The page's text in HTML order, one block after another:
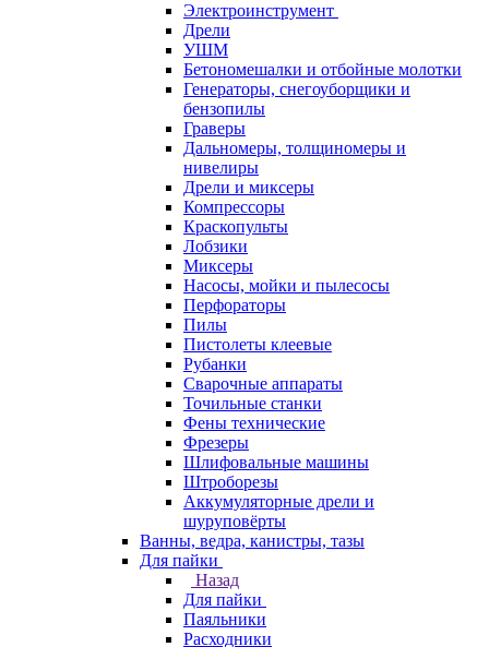
Электроинструмент
Дрели
УШМ
Бетономешалки и отбойные молотки
Генераторы, снегоуборщики и
бензопилы
Граверы
Дальномеры, толщиномеры и
нивелиры
Дрели и миксеры
Компрессоры
Краскопульты
Лобзики
Миксеры
Насосы, мойки и пылесосы
Перфораторы
Пилы
Пистолеты клеевые
Рубанки
Сварочные аппараты
Точильные станки
Фены технические
Фрезеры
Шлифовальные машины
Штроборезы
Аккумуляторные дрели и
шуруповёрты
Ванны, ведра, канистры, тазы
Для пайки
Назад
Для пайки
Паяльники
Расходники